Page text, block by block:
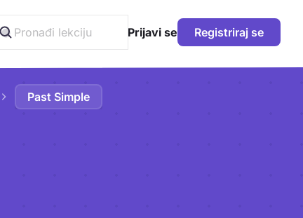
Prijavi se Registriraj se
Past Simple